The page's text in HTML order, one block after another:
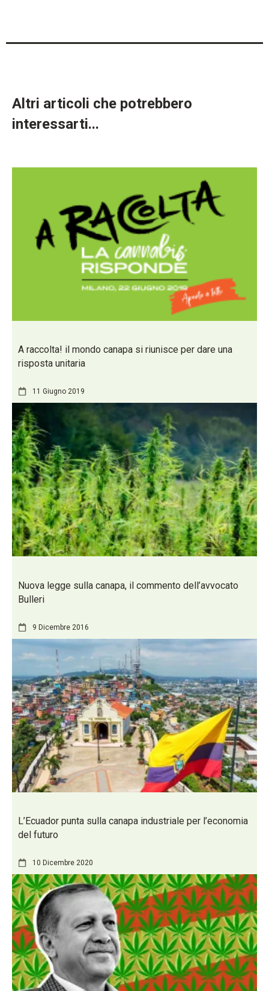
Altri articoli che potrebbero
interessarti...
A raccolta! il mondo canapa si riunisce per dare una
risposta unitaria
11 Giugno 2019
Nuova legge sulla canapa, il commento dell’avvocato
Bulleri
9 Dicembre 2016
L’Ecuador punta sulla canapa industriale per l’economia
del futuro
10 Dicembre 2020